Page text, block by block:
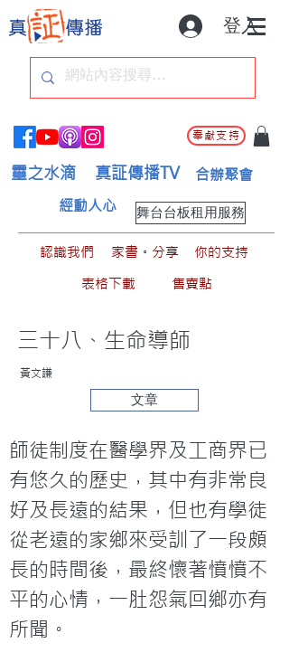
登入
奉獻支持
靈之水滴 真証傳播TV 合辦聚會
舞台台板租用服務
經動人心
認識我們 家書。分享
你的支持
表格下載
售賣點
三十八、生命導師
黃文謙
文章
師徒制度在醫學界及工商界已
有悠久的歷史，其中有非常良
好及長遠的結果，但也有學徒
從老遠的家鄉來受訓了一段頗
長的時間後，最終懷著憤憤不
平的心情，一肚怨氣回鄉亦有
所聞。